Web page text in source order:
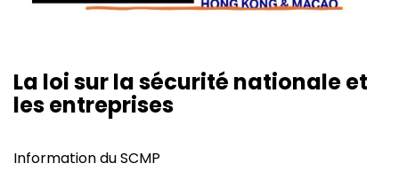
La loi sur la sécurité nationale et
les entreprises
Information duSCMP